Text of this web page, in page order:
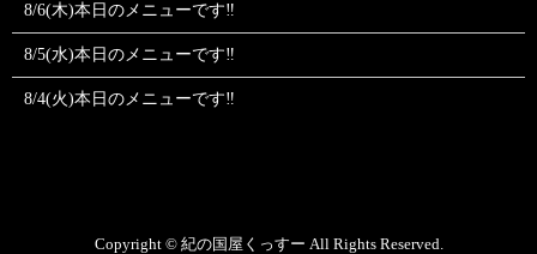
8/6(木)本日のメニューです‼️
8/5(水)本日のメニューです‼️
8/4(火)本日のメニューです‼️
Copyright © 紀の国屋くっすー All Rights Reserved.